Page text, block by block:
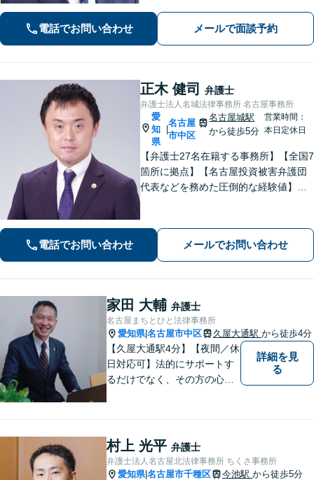
お任せください。納得感の高い、最善
の解決を目指して尽力いたします【土
電話でお問い合わせ メールで面談予約
正木 健司 弁護士
弁護士法人名城法律事務所 名古屋事務所
愛
知
県
|
名古屋
市中区
名古屋城駅
から徒歩5分
営業時間：
本日定休日
【弁護士27名在籍する事務所】【全国7
箇所に拠点】【名古屋投資被害弁護団
代表などを務めた圧倒的な経験値】投
せください【初回相談無料】【メディ
ア出演やセミナー講演多数】
電話でお問い合わせ メールでお問い合わせ
家田 大輔 弁護士
名古屋まちとひと法律事務所
愛知県|名古屋市中区 久屋大通駅 から徒歩4分
【久屋大通駅4分】【夜間／休
日対応可】法的にサポートす
るだけでなく、その方の心に
います。【地域に根ざした弁
護士】離婚問題／相続問題／
交通事故など幅広い法律トラ
詳細を見
る
村上 光平 弁護士
弁護士法人名古屋北法律事務所 ちくさ事務所
愛知県|名古屋市千種区 今池駅 から徒歩5分